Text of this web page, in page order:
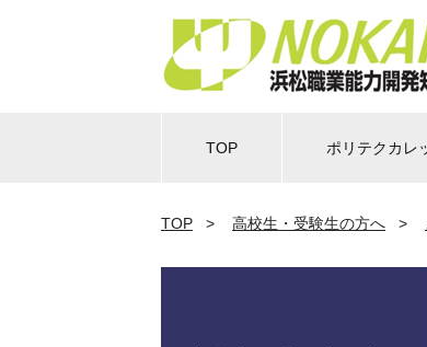
TOP ポリテクカレ
TOP > 高校生・受験生の方へ >